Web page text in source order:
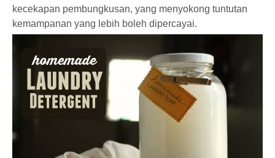
kecekapan pembungkusan, yang menyokong tuntutan
kemampanan yang lebih boleh dipercayai.